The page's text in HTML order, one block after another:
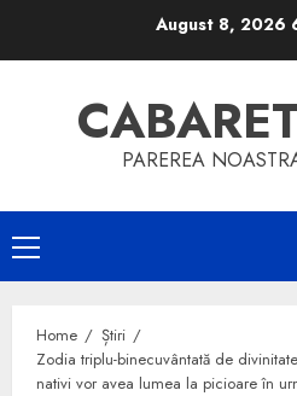
August 8, 2026
PAREREA
Primary
Menu
Home
Știri
Zodia triplu-binecuvântată de
nativi vor avea lumea la picioare în